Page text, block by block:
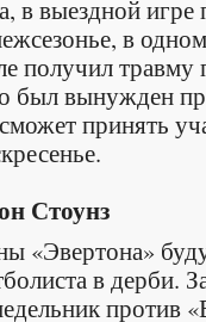
в выездной
в
получил травму
был вынужден
принять
Стоунз
«Эвертона»
в дерби.
против